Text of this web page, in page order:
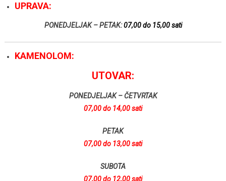
UPRAVA:
PONEDJELJAK – PETAK:07,00 do 15,00 sati
KAMENOLOM:
UTOVAR:
PONEDJELJAK – ČETVRTAK
07,00 do 14,00 sati
PETAK
07,00 do 13,00 sati
SUBOTA
07,00 do 12,00 sati